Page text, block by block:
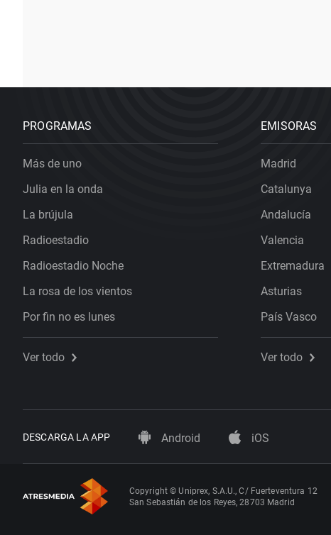
PROGRAMAS
Más de uno
Julia en la onda
La brújula
Radioestadio
Radioestadio Noche
La rosa de los vientos
Por fin no es lunes
Ver todo
EMISORAS
Madrid
Catalunya
Andalucía
Valencia
Extremadura
Asturias
País Vasco
Ver todo
DESCARGA LA APP Android iOS
Copyright © Uniprex, S.A.U., C/ Fuerteventura 12
San Sebastián de los Reyes, 28703 Madrid